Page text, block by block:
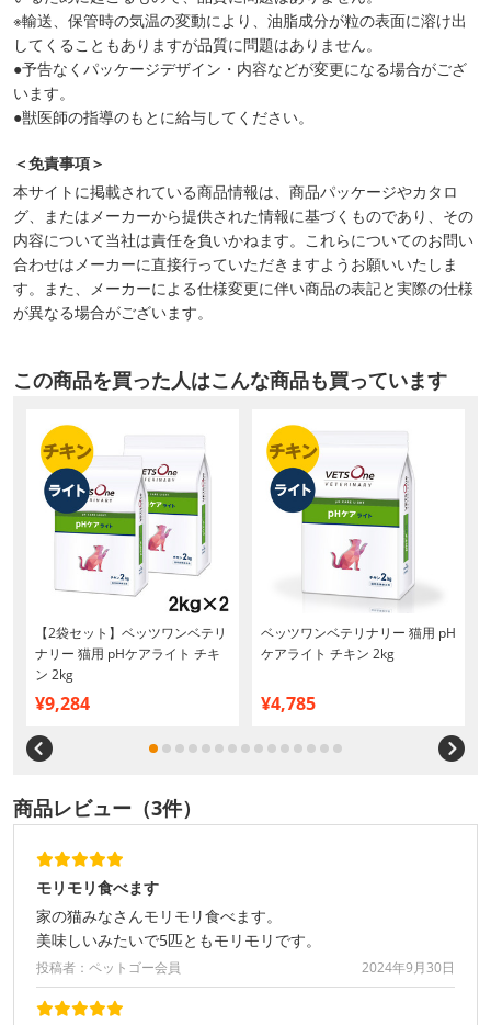
※輸送、保管時の気温の変動により、油脂成分が粒の表面に溶け出
してくることもありますが品質に問題はありません。
●予告なくパッケージデザイン・内容などが変更になる場合がござ
います。
●獣医師の指導のもとに給与してください。
＜免責事項＞
本サイトに掲載されている商品情報は、商品パッケージやカタロ
グ、またはメーカーから提供された情報に基づくものであり、その
内容について当社は責任を負いかねます。これらについてのお問い
合わせはメーカーに直接行っていただきますようお願いいたしま
す。また、メーカーによる仕様変更に伴い商品の表記と実際の仕様
が異なる場合がございます。
この商品を買った人はこんな商品も買っています
【2袋セット】ベッツワンベテリ
ナリー 猫用 pHケアライト チキ
ン 2kg
¥9,284
ベッツワンベテリナリー 猫用 pH
ケアライト チキン 2kg
¥4,785
商品レビュー（3件）
モリモリ食べます
家の猫みなさんモリモリ食べます。
美味しいみたいで5匹ともモリモリです。
投稿者：ペットゴー会員 2024年9月30日